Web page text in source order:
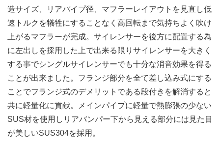
造サイズ、リアパイプ径、マフラーレイアウトを見直し低
速トルクを犠牲にすることなく高回転まで気持ちよく吹け
上がるマフラーが完成。サイレンサーを後方に配置する為
に左出しを採用した上で出来る限りサイレンサーを大きく
する事でシングルサイレンサーでも十分な消音効果を得る
ことが出来ました。フランジ部分を全て差し込み式にする
ことでフランジ式のデメリットである段付きを解消すると
共に軽量化に貢献。メインパイプに軽量で熱膨張の少ない
SUS材を使用しリアバンパー下から見える部分には見た目
が美しいSUS304を採用。